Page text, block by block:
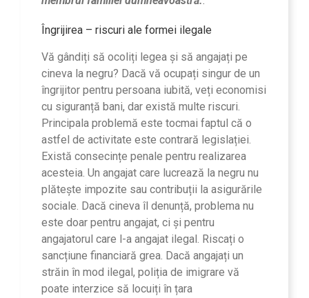
Îngrijirea – riscuri ale formei ilegale
Vă gândiți să ocoliți legea și să angajați pe
cineva la negru? Dacă vă ocupați singur de un
îngrijitor pentru persoana iubită, veți economisi
cu siguranță bani, dar există multe riscuri.
Principala problemă este tocmai faptul că o
astfel de activitate este contrară legislației.
Există consecințe penale pentru realizarea
acesteia. Un angajat care lucrează la negru nu
plătește impozite sau contribuții la asigurările
sociale. Dacă cineva îl denunță, problema nu
este doar pentru angajat, ci și pentru
angajatorul care l-a angajat ilegal. Riscați o
sancțiune financiară grea. Dacă angajați un
străin în mod ilegal, poliția de imigrare vă
poate interzice să locuiți în țara